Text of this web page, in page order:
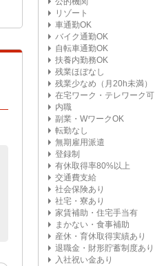
リゾート
車通勤OK
バイク通勤OK
自転車通勤OK
扶養内勤務OK
残業ほぼなし
残業少なめ（月20h未満）
在宅ワーク・テレワーク可
内職
副業・WワークOK
転勤なし
無期雇用派遣
登録制
有休取得率80%以上
交通費支給
社会保険あり
社宅・寮あり
家賃補助・住宅手当有
まかない・食事補助
産休・育休取得実績あり
退職金・財形貯蓄制度あり
入社祝い金あり